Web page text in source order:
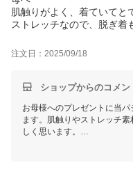
肌触りがよく、着ていてと
ストレッチなので、脱ぎ着
ワンサイズ小さいサイズを
注文日：2025/09/18
ショップからのコメン
お母様へのプレゼントに当
ます。肌触りやストレッチ
しく思います。
サイズ選びに限らず、お買